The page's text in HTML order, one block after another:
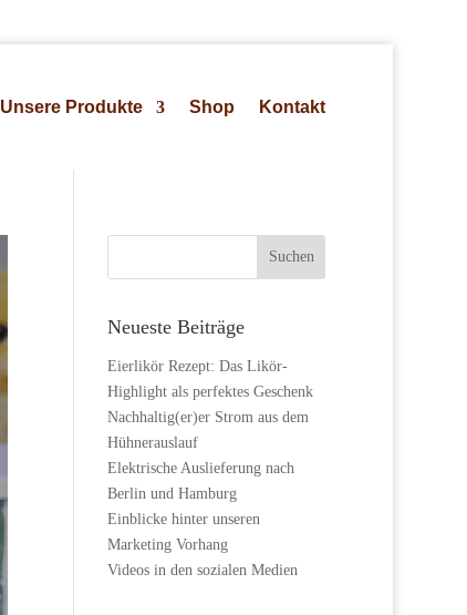
Unsere Produkte Shop Kontakt
Neueste Beiträge
Eierlikör Rezept: Das Likör-
Highlight als perfektes Geschenk
Nachhaltig(er)er Strom aus dem
Hühnerauslauf
Elektrische Auslieferung nach
Berlin und Hamburg
Einblicke hinter unseren
Marketing Vorhang
Videos in den sozialen Medien